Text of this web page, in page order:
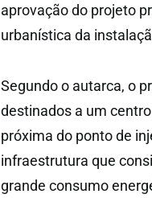
aprovação do projeto
urbanística da
Segundo o autarca, o
destinados a um
próxima do ponto de
infraestrutura que
grande consumo